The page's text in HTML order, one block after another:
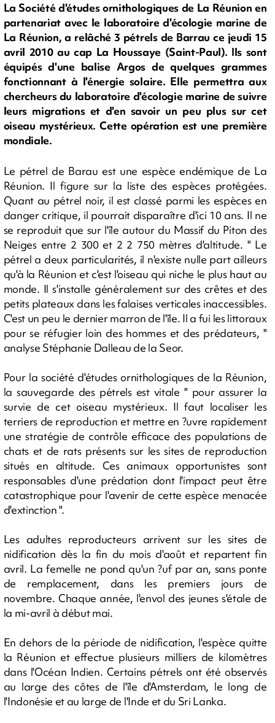
La Société d'études ornithologiques de La Réunion en
partenariat avec le laboratoire d'écologie marine de
La Réunion, a relâché 3 pétrels de Barrau ce jeudi 15
avril 2010 au cap La Houssaye (Saint-Paul). Ils sont
équipés d'une balise Argos de quelques grammes
fonctionnant à l'énergie solaire. Elle permettra aux
chercheurs du laboratoire d'écologie marine de suivre
leurs migrations et d'en savoir un peu plus sur cet
oiseau mystérieux. Cette opération est une première
mondiale.
Le pétrel de Barau est une espèce endémique de La
Réunion. Il figure sur la liste des espèces protégées.
Quant au pétrel noir, il est classé parmi les espèces en
danger critique, il pourrait disparaître d'ici 10 ans. Il ne
se reproduit que sur l'île autour du Massif du Piton des
Neiges entre 2 300 et 2 2 750 mètres d'altitude. " Le
pétrel a deux particularités, il n'existe nulle part ailleurs
qu'à la Réunion et c'est l'oiseau qui niche le plus haut au
monde. Il s'installe généralement sur des crêtes et des
petits plateaux dans les falaises verticales inaccessibles.
C'est un peu le dernier marron de l'île. Il a fui les littoraux
pour se réfugier loin des hommes et des prédateurs, "
analyse Stéphanie Dalleau de la Seor.
Pour la société d'études ornithologiques de la Réunion,
la sauvegarde des pétrels est vitale " pour assurer la
survie de cet oiseau mystérieux. Il faut localiser les
terriers de reproduction et mettre en ?uvre rapidement
une stratégie de contrôle efficace des populations de
chats et de rats présents sur les sites de reproduction
situés en altitude. Ces animaux opportunistes sont
responsables d'une prédation dont l'impact peut être
catastrophique pour l'avenir de cette espèce menacée
d'extinction ".
Les adultes reproducteurs arrivent sur les sites de
nidification dès la fin du mois d'août et repartent fin
avril. La femelle ne pond qu'un ?uf par an, sans ponte
de remplacement, dans les premiers jours de
novembre. Chaque année, l'envol des jeunes s'étale de
la mi-avril à début mai.
En dehors de la période de nidification, l'espèce quitte
la Réunion et effectue plusieurs milliers de kilomètres
dans l'Océan Indien. Certains pétrels ont été observés
au large des côtes de l'île d'Amsterdam, le long de
l'Indonésie et au large de l'Inde et du Sri Lanka.